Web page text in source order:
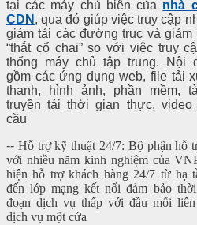
tại các máy chủ biên của nhà
CDN , qua đó giúp việc truy cập
giảm tải các đường trục và giảm
“thắt cổ chai” so với việc truy
thống máy chủ tập trung. Nội
gồm các ứng dụng web, file tải
thanh, hình ảnh, phần mềm,
truyền tải thời gian thực, video
cầu
-- Hỗ trợ kỹ thuật 24/7: Bộ phận hỗ
với nhiều năm kinh nghiệm của
hiện hỗ trợ khách hàng 24/7 từ hạ
đến lớp mạng kết nối đảm bảo
đoạn dịch vụ thấp với đầu mối
dịch vụ một cửa